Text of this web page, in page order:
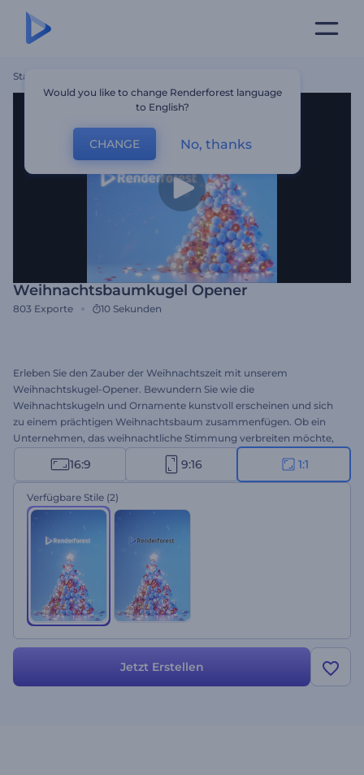
Startseite
Weihnachtsbaumkugel Opener
803 Exporte 10 Sekunden
Erleben Sie den Zauber der Weihnachtszeit mit unserem
Weihnachtskugel-Opener. Bewundern Sie wie die
Weihnachtskugeln und Ornamente kunstvoll erscheinen und sich
zu einem prächtigen Weihnachtsbaum zusammenfügen. Ob ein
Unternehmen, das weihnachtliche Stimmung verbreiten möchte,
oder eine Privatperson, die warme Weihnachtswünsche mitteilt,
diese Vorlage ist der ideale Weg, um Ihre Botschaft mit Charme
und Freude zu vermitteln. Laden Sie Ihr Logo hoch, geben Sie Ihre
herzlichen Wünsche ein, fügen Sie einen festlichen Musiktitel hinzu
Videoanimation. Erstellen Sie jetzt und erleben Sie den Zauber der
16:9 9:16 1:1
Verfügbare Stile (2)
Jetzt Erstellen
Would you like to change Renderforest language
to English?
CHANGE No, thanks